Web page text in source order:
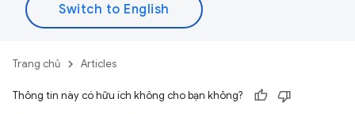
Trang chủ Articles
Thông tin này có hữu ích không cho bạn không?